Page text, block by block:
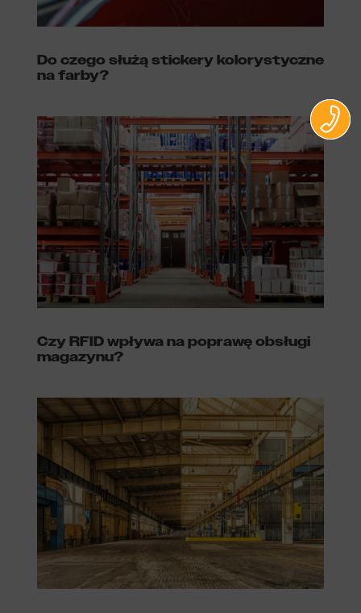
Do czego służą stickery kolorystyczne
na farby?
Czy RFID wpływa na poprawę obsługi
magazynu?